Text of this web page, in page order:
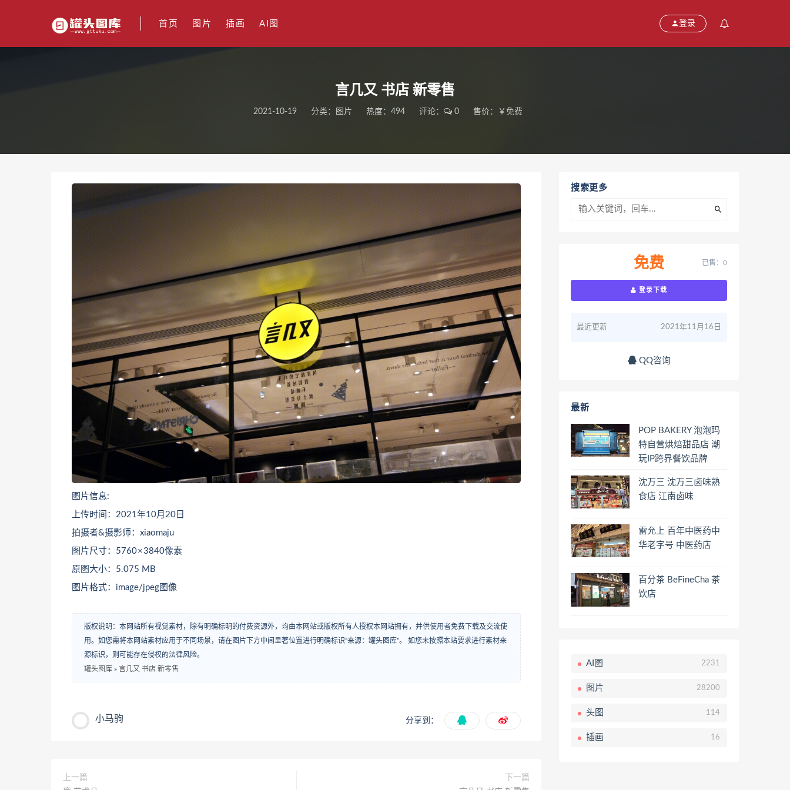
首页 图片 插画 AI图 登录
言几又 书店 新零售
2021-10-19 分类： 图片 热度：494 评论： 0 售价：￥免费
图片信息:
上传时间：2021年10月20日
拍摄者&摄影师：xiaomaju
图片尺寸：5760 × 3840像素
原图大小：5.075 MB
图片格式：image/jpeg图像
版权说明：本网站所有视觉素材，除有明确标明的付费资源外，均由本网站或版权所有人授权本网站拥有，并供使用者免费下载及交流使
用。如您需将本网站素材应用于不同场景，请在图片下方中间显著位置进行明确标识“来源：罐头图库”。 如您未按照本站要求进行素材来
源标识，则可能存在侵权的法律风险。
罐头图库 » 言几又 书店 新零售
小马驹 分享到：
上一篇
下一篇
搜索更多
免费 已售：0
登录下载
最近更新 2021年11月16日
QQ咨询
最新
POP BAKERY 泡泡玛
特自营烘焙甜品店 潮
玩IP跨界餐饮品牌
沈万三 沈万三卤味熟
食店 江南卤味
雷允上 百年中医药中
华老字号 中医药店
百分茶 BeFineCha 茶
饮店
AI图 2231
图片 28200
头图 114
插画 16